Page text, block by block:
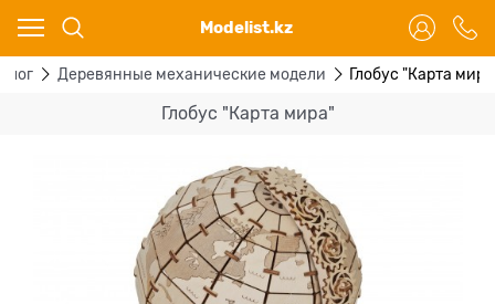
Modelist.kz
Деревянные механические модели Глобус "Карта
Глобус "Карта мира"
Ваш город - Караганда,
угадали?
ДА НЕТ